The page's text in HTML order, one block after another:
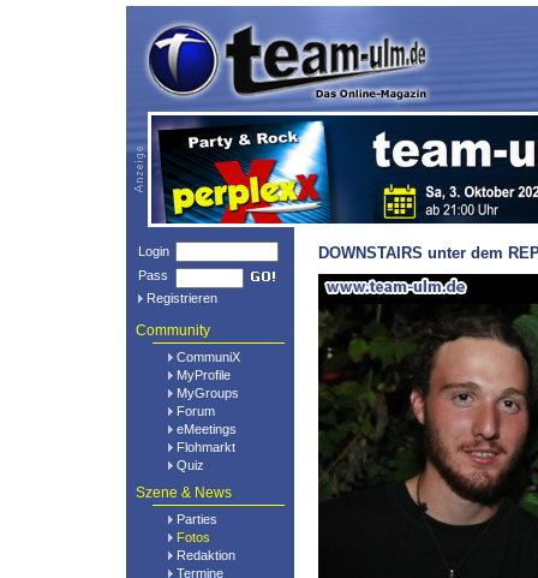
Login
Pass
Registrieren
Community
CommuniX
MyProfile
MyGroups
Forum
eMeetings
Flohmarkt
Quiz
Szene & News
Parties
Fotos
Redaktion
Termine
DOWNSTAIRS unter dem